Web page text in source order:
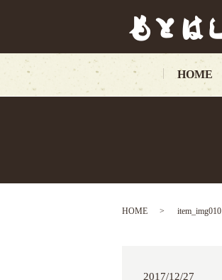
HOME
HOME item_img010
2017/12/27